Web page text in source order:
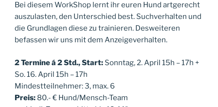
Bei diesem WorkShop lernt ihr euren Hund artgerecht
auszulasten, den Unterschied best. Suchverhalten und
die Grundlagen diese zu trainieren. Desweiteren
befassen wir uns mit dem Anzeigeverhalten.
2 Termine á 2 Std., Start: Sonntag, 2. April 15h – 17h +
So. 16. April 15h – 17h
Mindestteilnehmer: 3, max. 6
Preis: 80.-€ Hund/Mensch-Team